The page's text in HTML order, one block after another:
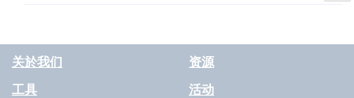
关於我们 资源
工具 活动